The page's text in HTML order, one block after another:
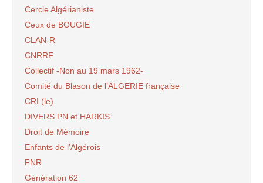
Cercle Algérianiste
Ceux de BOUGIE
CLAN-R
CNRRF
Collectif -Non au 19 mars 1962-
Comité du Blason de l’ALGERIE française
CRI (le)
DIVERS PN et HARKIS
Droit de Mémoire
Enfants de l’Algérois
FNR
Génération 62